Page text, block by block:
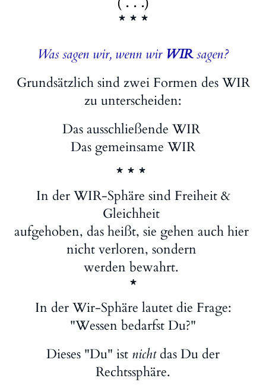
* * *
Was sagen wir, wenn wir WIRsagen?
Grundsätzlich sind zwei Formen des WIR
zu unterscheiden:
Das ausschließende WIR
Das gemeinsame WIR
* * *
In der WIR-Sphäre sind Freiheit &
Gleichheit
aufgehoben, das heißt, sie gehen auch hier
nicht verloren, sondern
werden bewahrt.
*
In der Wir-Sphäre lautet die Frage:
"Wessen bedarfst Du?"
Dieses "Du" ist nichtdas Du der
Rechtssphäre.